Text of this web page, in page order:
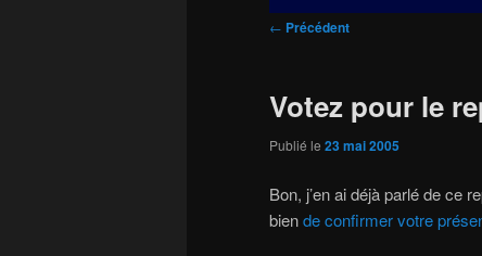
Navigation
← Précédent
Votez pour le
Publié le 23 mai 2005
Bon, j’en ai déjà parlé de ce
biende confirmer votre